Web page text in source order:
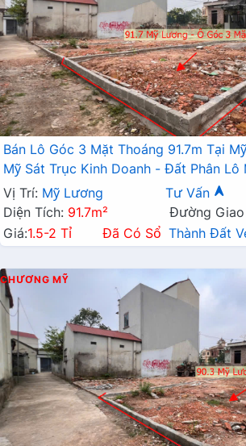
Bán Lô Góc 3 Mặt Thoáng 91.7m Tại
Mỹ Sát Trục Kinh Doanh - Đất Phân Lô
Mỹ
Vị Trí: Mỹ Lương Tư Vấn
Diện Tích: 91.7m²
Đường Giao
Giá:1.5-2 Tỉ Đã Có Sổ Thành Đất
CHƯƠNG MỸ